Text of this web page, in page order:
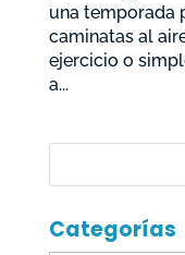
una temporada
caminatas al
ejercicio o
a...
Categorías